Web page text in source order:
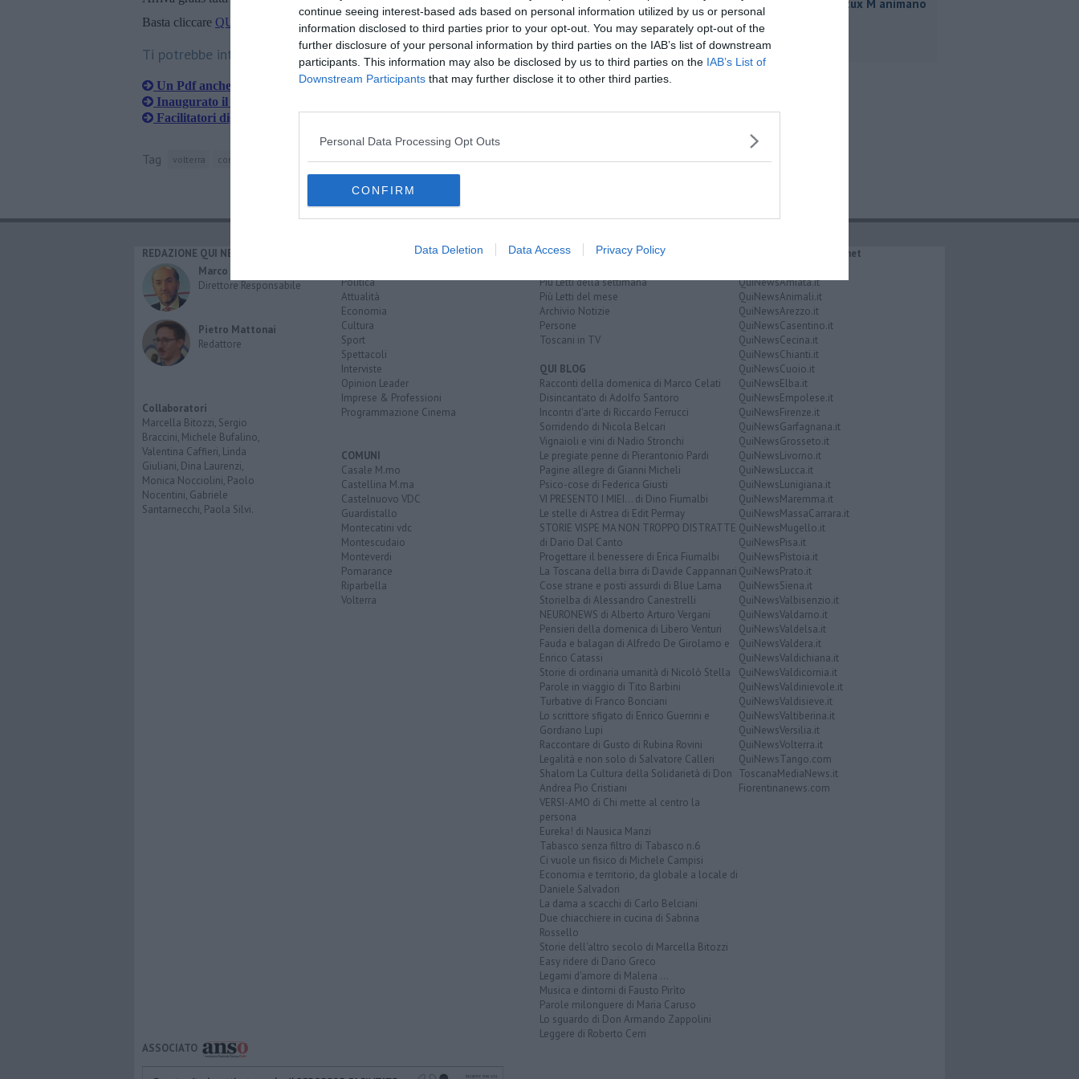
continue seeing interest-based ads based on personal information utilized by us or personal
information disclosed to third parties prior to your opt-out. You may separately opt-out of the
further disclosure of your personal information by third parties on the IAB’s list of downstream
participants. This information may also be disclosed by us to third parties on the IAB’s List of
Downstream Participants that may further disclose it to other third parties.
Personal Data Processing Opt Outs
CONFIRM
Data Deletion Data Access Privacy Policy
Basta cliccare QUI
Ti potrebbe interessare anche:
Un Pdf anche all'Informagiovani
Inaugurato il Punto Digitale Facile
Facilitatori digitali sparsi in tutta la Valdera
Tag volterra comprensorio del cuoio e-mail fascicolo sanitario elettronico
Rea e Martux M animano
REDAZIONE QUI NEWS
Marco Migli
Direttore Responsabile
Pietro Mattonai
Redattore
Collaboratori
Marcella Bitozzi, Sergio
Braccini, Michele Bufalino,
Valentina Caffieri, Linda
Giuliani, Dina Laurenzi,
Monica Nocciolini, Paolo
Nocentini, Gabriele
Santarnecchi, Paola Silvi.
Politica
Attualità
Economia
Cultura
Sport
Spettacoli
Interviste
Opinion Leader
Imprese & Professioni
Programmazione Cinema
COMUNI
Casale M.mo
Castellina M.ma
Castelnuovo VDC
Guardistallo
Montecatini vdc
Montescudaio
Monteverdi
Pomarance
Riparbella
Volterra
RUBRICHE
Più Letti della settimana
Più Letti del mese
Archivio Notizie
Persone
Toscani in TV
QUI BLOG
Racconti della domenica di Marco Celati
Disincantato di Adolfo Santoro
Incontri d'arte di Riccardo Ferrucci
Sorridendo di Nicola Belcari
Vignaioli e vini di Nadio Stronchi
Le pregiate penne di Pierantonio Pardi
Pagine allegre di Gianni Micheli
Psico-cose di Federica Giusti
VI PRESENTO I MIEI... di Dino Fiumalbi
Le stelle di Astrea di Edit Permay
STORIE VISPE MA NON TROPPO DISTRATTE
di Dario Dal Canto
Progettare il benessere di Erica Fiumalbi
La Toscana della birra di Davide Cappannari
Cose strane e posti assurdi di Blue Lama
Storielba di Alessandro Canestrelli
NEURONEWS di Alberto Arturo Vergani
Pensieri della domenica di Libero Venturi
Fauda e balagan di Alfredo De Girolamo e
Enrico Catassi
Storie di ordinaria umanità di Nicolò Stella
Parole in viaggio di Tito Barbini
Turbative di Franco Bonciani
Lo scrittore sfigato di Enrico Guerrini e
Gordiano Lupi
Raccontare di Gusto di Rubina Rovini
Legalità e non solo di Salvatore Calleri
Shalom La Cultura della Solidarietà di Don
Andrea Pio Cristiani
VERSI-AMO di Chi mette al centro la
persona
Eureka! di Nausica Manzi
Tabasco senza filtro di Tabasco n.6
Ci vuole un fisico di Michele Campisi
Economia e territorio, da globale a locale di
Daniele Salvadori
La dama a scacchi di Carlo Belciani
Due chiacchiere in cucina di Sabrina
Rossello
Storie dell'altro secolo di Marcella Bitozzi
Easy ridere di Dario Greco
Legami d'amore di Malena ...
Musica e dintorni di Fausto Pirìto
Parole milonguere di Maria Caruso
Lo sguardo di Don Armando Zappolini
Leggere di Roberto Cerri
IL NETWORK QuiNews.net
QuiNewsAmiata.it
QuiNewsAnimali.it
QuiNewsArezzo.it
QuiNewsCasentino.it
QuiNewsCecina.it
QuiNewsChianti.it
QuiNewsCuoio.it
QuiNewsElba.it
QuiNewsEmpolese.it
QuiNewsFirenze.it
QuiNewsGarfagnana.it
QuiNewsGrosseto.it
QuiNewsLivorno.it
QuiNewsLucca.it
QuiNewsLunigiana.it
QuiNewsMaremma.it
QuiNewsMassaCarrara.it
QuiNewsMugello.it
QuiNewsPisa.it
QuiNewsPistoia.it
QuiNewsPrato.it
QuiNewsSiena.it
QuiNewsValbisenzio.it
QuiNewsValdarno.it
QuiNewsValdelsa.it
QuiNewsValdera.it
QuiNewsValdichiana.it
QuiNewsValdicornia.it
QuiNewsValdinievole.it
QuiNewsValdisieve.it
QuiNewsValtiberina.it
QuiNewsVersilia.it
QuiNewsVolterra.it
QuiNewsTango.com
ToscanaMediaNews.it
Fiorentinanews.com
ASSOCIATO